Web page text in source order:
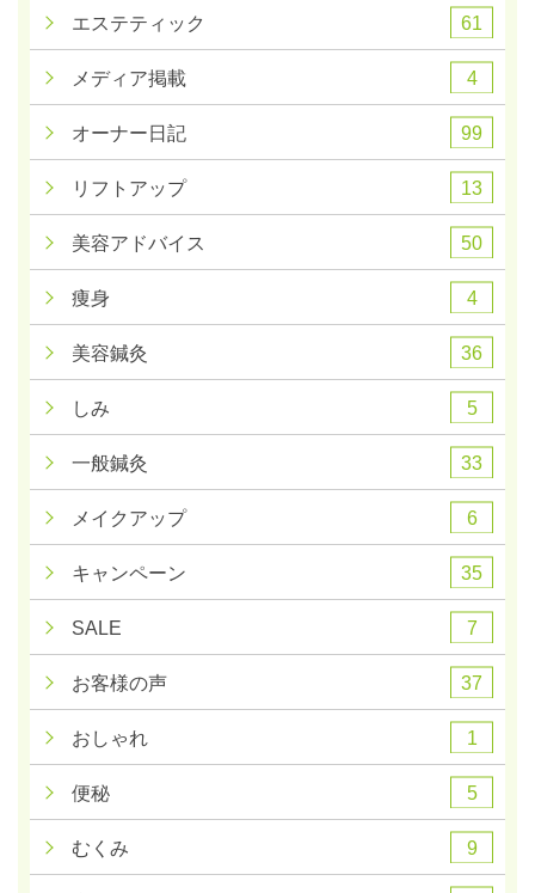
エステティック 61
メディア掲載 4
オーナー日記 99
リフトアップ 13
美容アドバイス 50
痩身 4
美容鍼灸 36
しみ 5
一般鍼灸 33
メイクアップ 6
キャンペーン 35
SALE 7
お客様の声 37
おしゃれ 1
便秘 5
むくみ 9